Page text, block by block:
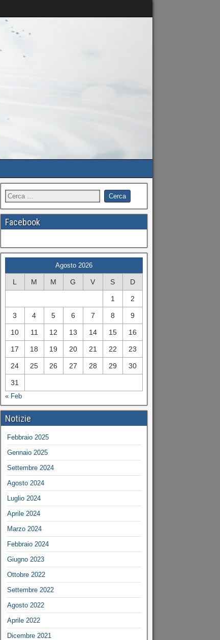
Facebook
Agosto 2026
L M M G V S D
1 2
3 4 5 6 7 8 9
10 11 12 13 14 15 16
17 18 19 20 21 22 23
24 25 26 27 28 29 30
31
« Feb
Notizie
Febbraio 2025
Gennaio 2025
Settembre 2024
Agosto 2024
Luglio 2024
Aprile 2024
Marzo 2024
Febbraio 2024
Giugno 2023
Ottobre 2022
Settembre 2022
Agosto 2022
Aprile 2022
Dicembre 2021